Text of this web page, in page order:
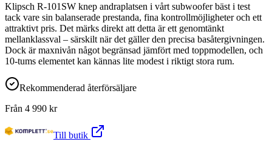
Klipsch R-101SW knep andraplatsen i vårt subwoofer bäst i test
tack vare sin balanserade prestanda, fina kontrollmöjligheter och ett
attraktivt pris. Det märks direkt att detta är ett genomtänkt
mellanklassval – särskilt när det gäller den precisa basåtergivningen.
Dock är maxnivån något begränsad jämfört med toppmodellen, och
10-tums elementet kan kännas lite modest i riktigt stora rum.
Rekommenderad återförsäljare
Från 4 990 kr
Till butik